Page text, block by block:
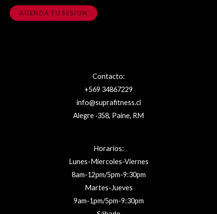
AGENDA TU SESION
Contacto:
+569 34867229
info@suprafitness.cl
Alegre ·358, Paine, RM
Horarios:
Lunes-Miercoles-Viernes
8am-12pm/5pm-9:30pm
Martes-Jueves
9am-1pm/5pm-9:30pm